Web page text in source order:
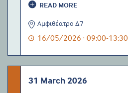
READ MORE
Αμφιθέατρο Δ7
16/05/2026 · 09:00-13:30
31 March 2026